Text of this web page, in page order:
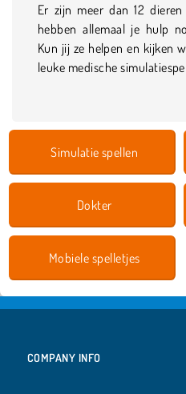
Er zijn meer dan 12
hebben allemaal je hulp
Kun jij ze helpen en kijken
leuke medische
Simulatie spellen
Dokter
Mobiele spelletjes
COMPANY INFO